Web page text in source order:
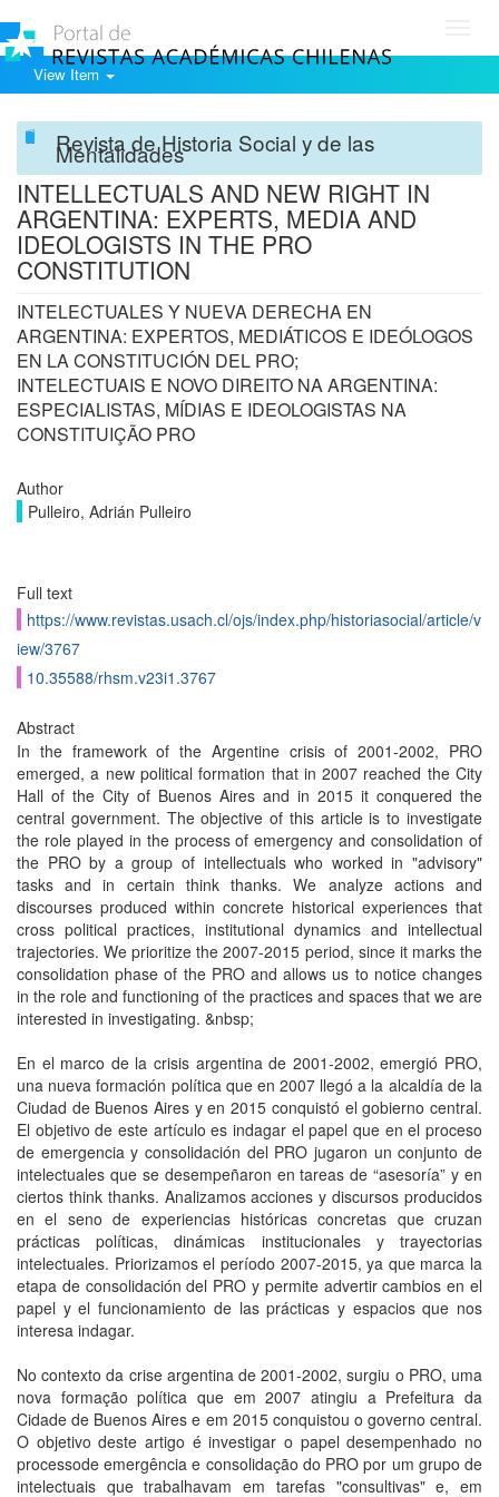
View Item
Revista de Historia Social y de las
Mentalidades
INTELLECTUALS AND NEW RIGHT IN
ARGENTINA: EXPERTS, MEDIA AND
IDEOLOGISTS IN THE PRO
CONSTITUTION
INTELECTUALES Y NUEVA DERECHA EN
ARGENTINA: EXPERTOS, MEDIÁTICOS E IDEÓLOGOS
EN LA CONSTITUCIÓN DEL PRO;
INTELECTUAIS E NOVO DIREITO NA ARGENTINA:
ESPECIALISTAS, MÍDIAS E IDEOLOGISTAS NA
CONSTITUIÇÃO PRO
Author
Pulleiro, Adrián Pulleiro
Full text
https://www.revistas.usach.cl/ojs/index.php/historiasocial/article/v
iew/3767
10.35588/rhsm.v23i1.3767
Abstract
In the framework of the Argentine crisis of 2001-2002, PRO
emerged, a new political formation that in 2007 reached the City
Hall of the City of Buenos Aires and in 2015 it conquered the
central government. The objective of this article is to investigate
the role played in the process of emergency and consolidation of
the PRO by a group of intellectuals who worked in "advisory"
tasks and in certain think thanks. We analyze actions and
discourses produced within concrete historical experiences that
cross political practices, institutional dynamics and intellectual
trajectories. We prioritize the 2007-2015 period, since it marks the
consolidation phase of the PRO and allows us to notice changes
in the role and functioning of the practices and spaces that we are
interested in investigating. &nbsp;
En el marco de la crisis argentina de 2001-2002, emergió PRO,
una nueva formación política que en 2007 llegó a la alcaldía de la
Ciudad de Buenos Aires y en 2015 conquistó el gobierno central.
El objetivo de este artículo es indagar el papel que en el proceso
de emergencia y consolidación del PRO jugaron un conjunto de
intelectuales que se desempeñaron en tareas de “asesoría” y en
ciertos think thanks. Analizamos acciones y discursos producidos
en el seno de experiencias históricas concretas que cruzan
prácticas políticas, dinámicas institucionales y trayectorias
intelectuales. Priorizamos el período 2007-2015, ya que marca la
etapa de consolidación del PRO y permite advertir cambios en el
papel y el funcionamiento de las prácticas y espacios que nos
interesa indagar.
No contexto da crise argentina de 2001-2002, surgiu o PRO, uma
nova formação política que em 2007 atingiu a Prefeitura da
Cidade de Buenos Aires e em 2015 conquistou o governo central.
O objetivo deste artigo é investigar o papel desempenhado no
processode emergência e consolidação do PRO por um grupo de
intelectuais que trabalhavam em tarefas "consultivas" e, em